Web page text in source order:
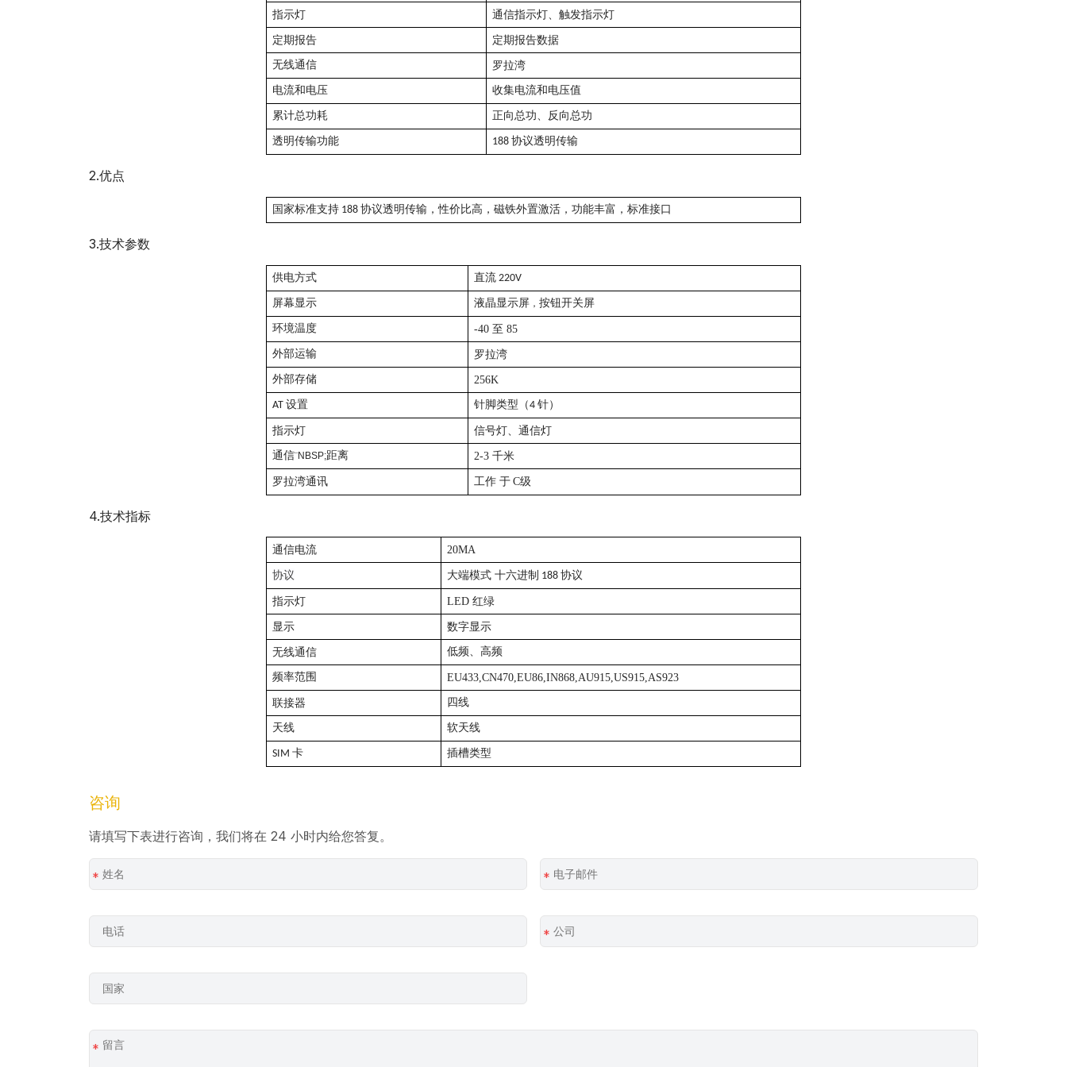
指示灯 通信指示灯、触发指示灯
定期报告 定期报告数据
无线通信 罗拉湾
电流和电压 收集电流和电压值
累计总功耗 正向总功、反向总功
透明传输功能 188 协议透明传输
2.优点
国家标准支持 188 协议透明传输，性价比高，磁铁外置激活，功能丰富，标准接口
3.技术参数
供电方式 直流 220V
屏幕显示 液晶显示屏 ，按钮开关屏
环境温度 -40 至 85
外部运输 罗拉湾
外部存储 256K
AT 设置 针脚类型（4 针）
指示灯 信号灯、通信灯
通信¨NBSP;距离 2-3 千米
罗拉湾通讯 工作于C级
4.技术指标
通信电流 20MA
协议 大端模式十六进制 188 协议
指示灯 LED 红绿
显示 数字显示
无线通信 低频、 高频
频率范围 EU433,CN470,EU86,IN868,AU915,US915,AS923
联接器 四线
天线 软天线
SIM 卡 插槽类型
咨询
请填写下表进行咨询，我们将在 24 小时内给您答复。
* *
*
*